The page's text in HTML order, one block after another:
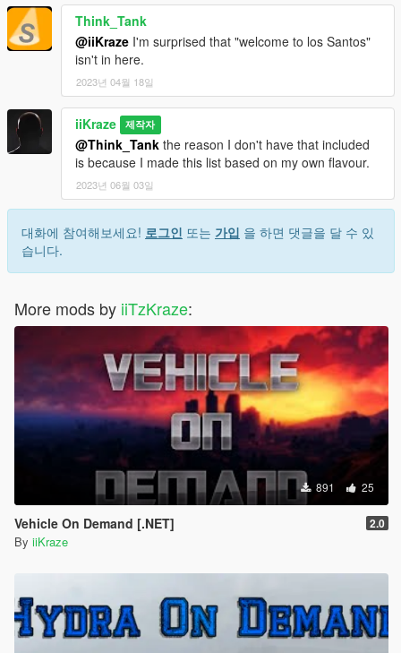
Think_Tank
@iiKraze I'm surprised that "welcome to los Santos"
isn't in here.
2023년 04월 18일
iiKraze 제작자
@Think_Tank the reason I don't have that included
is because I made this list based on my own flavour.
2023년 06월 03일
대화에 참여해보세요! 로그인 또는 가입 을 하면 댓글을 달 수 있
습니다.
More mods by iiTzKraze:
891 25
Vehicle On Demand [.NET] 2.0
By iiKraze